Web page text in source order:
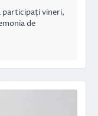
participați vineri,
de